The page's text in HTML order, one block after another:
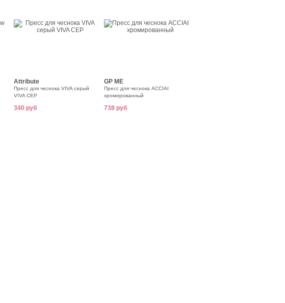
Attribute
Пресс для чеснока VIVA серый
VIVA СЕР
340 руб
GP ME
Пресс для чеснока ACCIAI
хромированный
738 руб